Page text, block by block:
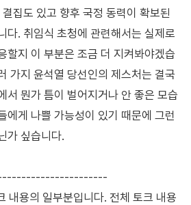
집도 있고 향후 국정 동력이 확보된
다. 취임식 초청에 관련해서는 실제로
할지 이 부분은 조금 더 지켜봐야겠습
가지 윤석열 당선인의 제스처는 결국
서 뭔가 틈이 벌어지거나 안 좋은 모습
에게 나쁠 가능성이 있기 때문에 그런
가 싶습니다.
내용의 일부분입니다. 전체 토크 내용